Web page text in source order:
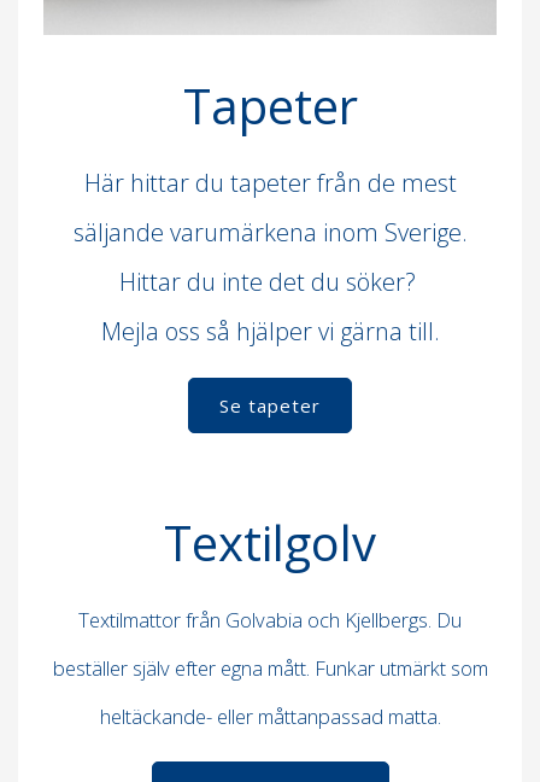
Tapeter
Här hittar du tapeter från de mest
säljande varumärkena inom Sverige.
Hittar du inte det du söker?
Mejla oss så hjälper vi gärna till.
Se tapeter
Textilgolv
Textilmattor från Golvabia och Kjellbergs. Du
beställer själv efter egna mått. Funkar utmärkt som
heltäckande- eller måttanpassad matta.